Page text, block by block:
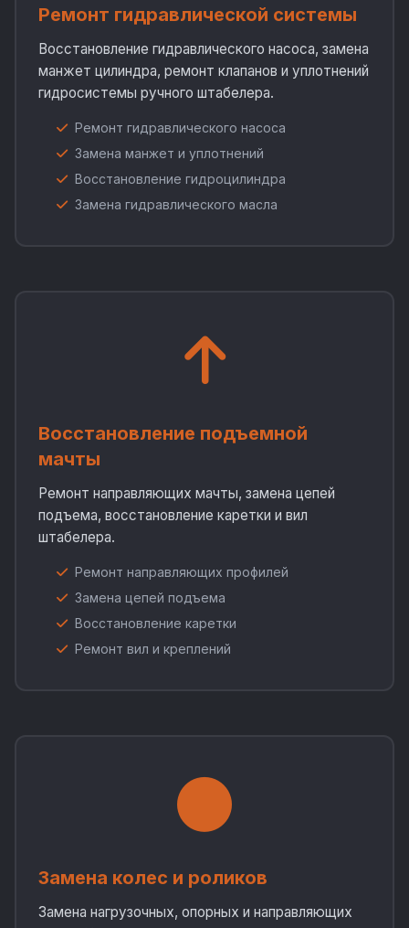
Ремонт гидравлической системы
Восстановление гидравлического насоса, замена
манжет цилиндра, ремонт клапанов и уплотнений
гидросистемы ручного штабелера.
Ремонт гидравлического насоса
Замена манжет и уплотнений
Восстановление гидроцилиндра
Замена гидравлического масла
Восстановление подъемной
мачты
Ремонт направляющих мачты, замена цепей
подъема, восстановление каретки и вил
штабелера.
Ремонт направляющих профилей
Замена цепей подъема
Восстановление каретки
Ремонт вил и креплений
Замена колес и роликов
Замена нагрузочных, опорных и направляющих